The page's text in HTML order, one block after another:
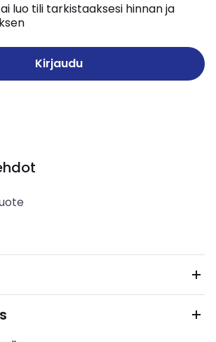
luo tili tarkistaaksesi hinnan ja
Kirjaudu